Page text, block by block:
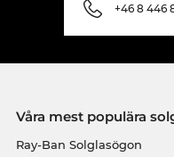
+46 8 446
Våra mest populära
Ray-Ban Solglasögon